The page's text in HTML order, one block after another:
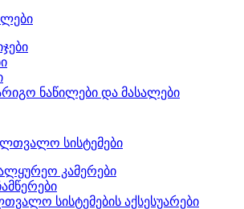
ნაწილები და მასალები
სისტემები
კამერები
სისტემების აქსესუარები